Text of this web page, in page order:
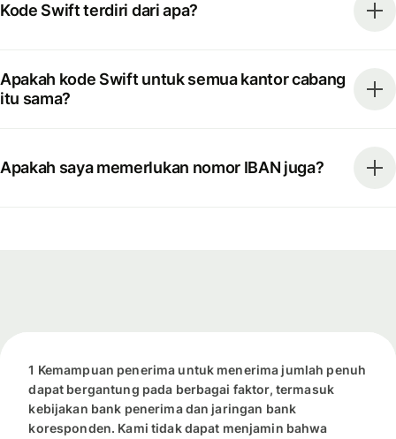
Kode Swift terdiri dari apa?
Apakah kode Swift untuk semua kantor cabang
itu sama?
Apakah saya memerlukan nomor IBAN juga?
1 Kemampuan penerima untuk menerima jumlah penuh
dapat bergantung pada berbagai faktor, termasuk
kebijakan bank penerima dan jaringan bank
koresponden. Kami tidak dapat menjamin bahwa